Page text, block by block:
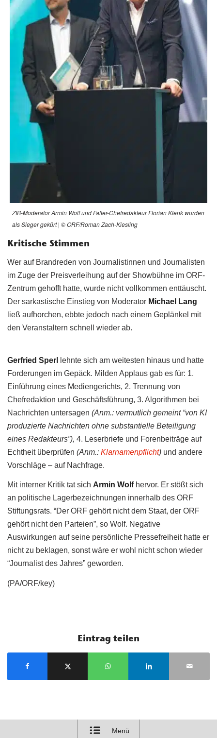
ZIB-Moderator Armin Wolf und Falter-Chefredakteur Florian Klenk wurden
als Sieger gekürt | © ORF/Roman Zach-Kiesling
Kritische Stimmen
Wer auf Brandreden von Journalistinnen und Journalisten
im Zuge der Preisverleihung auf der Showbühne im ORF-
Zentrum gehofft hatte, wurde nicht vollkommen enttäuscht.
Der sarkastische Einstieg von Moderator Michael Lang
ließ aufhorchen, ebbte jedoch nach einem Geplänkel mit
den Veranstaltern schnell wieder ab.
Gerfried Sperl
lehnte sich am weitesten hinaus und hatte
Forderungen im Gepäck. Milden Applaus gab es für: 1.
Einführung eines Mediengerichts, 2. Trennung von
Chefredaktion und Geschäftsführung, 3. Algorithmen bei
Nachrichten untersagen (Anm.: vermutlich gemeint “von KI
produzierte Nachrichten ohne substantielle Beteiligung
eines Redakteurs”), 4. Leserbriefe und Forenbeiträge auf
Echtheit überprüfen (Anm.: Klarnamenpflicht) und andere
Vorschläge – auf Nachfrage.
Mit interner Kritik tat sich Armin Wolfhervor. Er stößt sich
an politische Lagerbezeichnungen innerhalb des ORF
Stiftungsrats. “Der ORF gehört nicht dem Staat, der ORF
gehört nicht den Parteien”, so Wolf. Negative
Auswirkungen auf seine persönliche Pressefreiheit hatte er
nicht zu beklagen, sonst wäre er wohl nicht schon wieder
“Journalist des Jahres” geworden.
(PA/ORF/key)
Eintrag teilen
Menü